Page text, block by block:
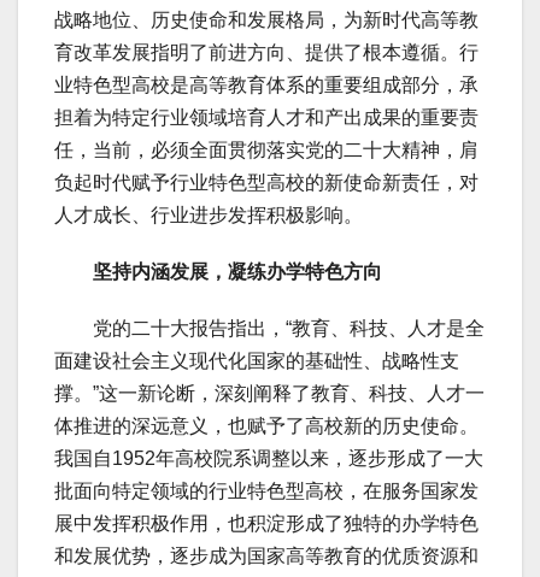
战略地位、历史使命和发展格局，为新时代高等教
育改革发展指明了前进方向、提供了根本遵循。行
业特色型高校是高等教育体系的重要组成部分，承
担着为特定行业领域培育人才和产出成果的重要责
任，当前，必须全面贯彻落实党的二十大精神，肩
负起时代赋予行业特色型高校的新使命新责任，对
人才成长、行业进步发挥积极影响。
坚持内涵发展，凝练办学特色方向
党的二十大报告指出，“教育、科技、人才是全
面建设社会主义现代化国家的基础性、战略性支
撑。”这一新论断，深刻阐释了教育、科技、人才一
体推进的深远意义，也赋予了高校新的历史使命。
我国自1952年高校院系调整以来，逐步形成了一大
批面向特定领域的行业特色型高校，在服务国家发
展中发挥积极作用，也积淀形成了独特的办学特色
和发展优势，逐步成为国家高等教育的优质资源和